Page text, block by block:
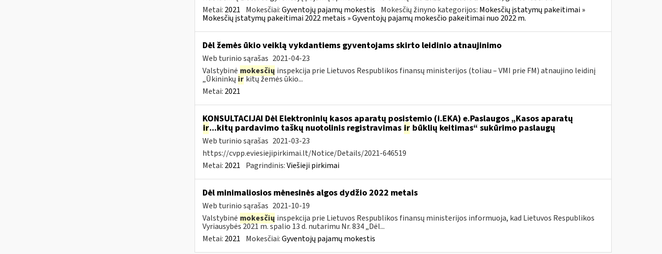
Metai: 2021 Mokesčiai:Gyventojų pajamų mokestis Mokesčių žinyno kategorijos: Mokesčių įstatymų pakeitimai »
Mokesčių įstatymų pakeitimai 2022 metais » Gyventojų pajamų mokesčio pakeitimai nuo 2022 m.
Dėl žemės ūkio veiklą vykdantiems gyventojams skirto leidinio atnaujinimo
Web turinio sąrašas 2021-04-23
Valstybinė mokesčių inspekcija prie Lietuvos Respublikos finansų ministerijos (toliau – VMI prie FM) atnaujino leidinį
„Ūkininkų irkitų žemės ūkio...
Metai: 2021
KONSULTACIJAI Dėl Elektroninių kasos aparatų posistemio (i.EKA) e.Paslaugos „Kasos aparatų
ir...kitų pardavimo taškų nuotolinis registravimas irbūklių keitimas“ sukūrimo paslaugų
Web turinio sąrašas 2021-03-23
https://cvpp.eviesiejipirkimai.lt/Notice/Details/2021-646519
Metai: 2021 Pagrindinis:Viešieji pirkimai
Dėl minimaliosios mėnesinės algos dydžio 2022 metais
Web turinio sąrašas 2021-10-19
Valstybinė mokesčių inspekcija prie Lietuvos Respublikos finansų ministerijos informuoja, kad Lietuvos Respublikos
Vyriausybės 2021 m. spalio 13 d. nutarimu Nr. 834 „Dėl...
Metai: 2021 Mokesčiai:Gyventojų pajamų mokestis